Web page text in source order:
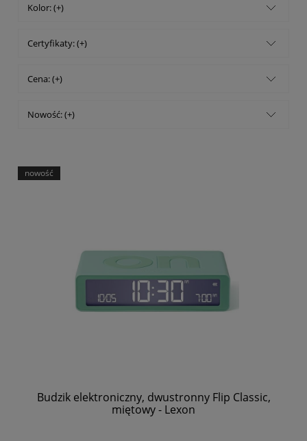
Kolor: (+)
Certyfikaty: (+)
Cena: (+)
Nowość: (+)
Budzik elektroniczny, dwustronny Flip Classic,
miętowy - Lexon
nowość